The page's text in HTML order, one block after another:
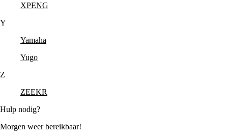
XPENG
Y
Yamaha
Yugo
Z
ZEEKR
Hulp nodig?
Morgen weer bereikbaar!